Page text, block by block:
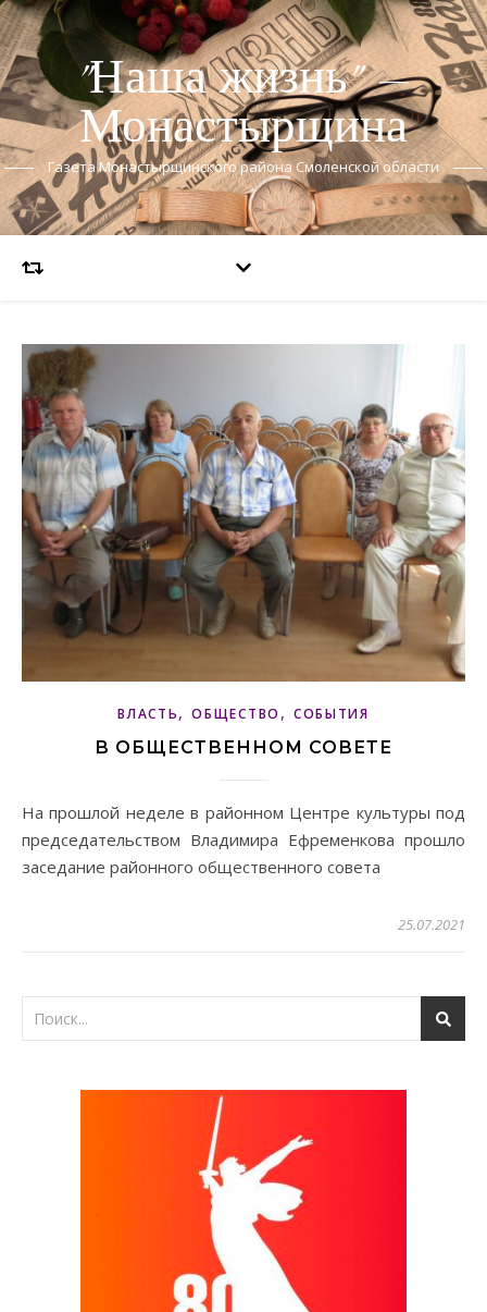
"Наша жизнь" —
Монастырщина
Газета Монастырщинского района Смоленской области
ВЛАСТЬ,ОБЩЕСТВО , СОБЫТИЯ
В ОБЩЕСТВЕННОМ СОВЕТЕ
На прошлой неделе в районном Центре культуры под
председательством Владимира Ефременкова прошло
заседание районного общественного совета
25.07.2021